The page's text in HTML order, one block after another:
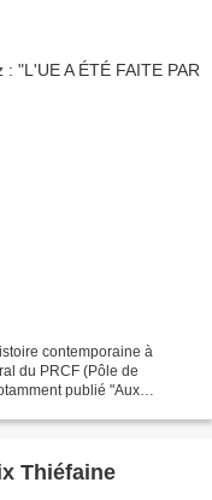
contemporaine à
du PRCF (Pôle de
publié "Aux
Thiéfaine